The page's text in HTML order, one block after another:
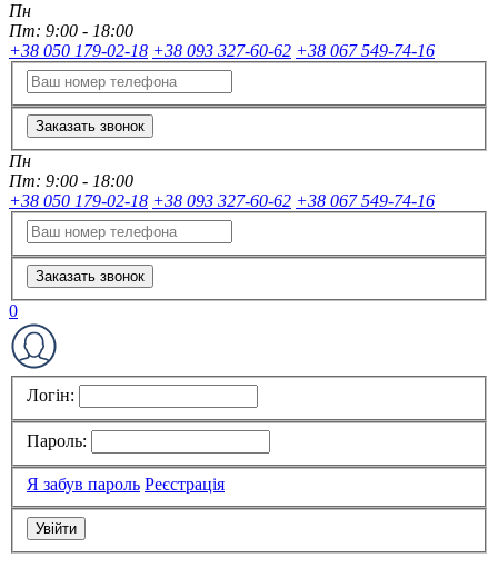
Пн
Пт: 9:00 - 18:00
+38 050 179-02-18 +38 093 327-60-62 +38 067 549-74-16
Заказать звонок
Пн
Пт: 9:00 - 18:00
+38 050 179-02-18 +38 093 327-60-62 +38 067 549-74-16
Заказать звонок
0
Логін:
Пароль:
Я забув пароль Реєстрація